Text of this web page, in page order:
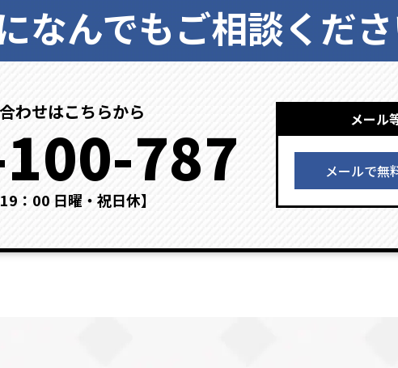
なんでもご相談くだ
わせはこちらから
787
：00 日曜・祝日休】
メール
メールで無